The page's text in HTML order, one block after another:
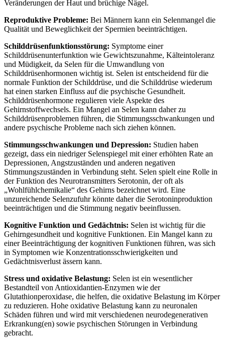
Veränderungen der Haut und brüchige Nägel.
Reproduktive Probleme: Bei Männern kann ein Selenmangel die
Qualität und Beweglichkeit der Spermien beeinträchtigen.
Schilddrüsenfunktionsstörung: Symptome einer
Schilddrüsenunterfunktion wie Gewichtszunahme, Kälteintoleranz
und Müdigkeit, da Selen für die Umwandlung von
Schilddrüsenhormonen wichtig ist. Selen ist entscheidend für die
normale Funktion der Schilddrüse, und die Schilddrüse wiederum
hat einen starken Einfluss auf die psychische Gesundheit.
Schilddrüsenhormone regulieren viele Aspekte des
Gehirnstoffwechsels. Ein Mangel an Selen kann daher zu
Schilddrüsenproblemen führen, die Stimmungsschwankungen und
andere psychische Probleme nach sich ziehen können.
Stimmungsschwankungen und Depression: Studien haben
gezeigt, dass ein niedriger Selenspiegel mit einer erhöhten Rate an
Depressionen, Angstzuständen und anderen negativen
Stimmungszuständen in Verbindung steht. Selen spielt eine Rolle in
der Funktion des Neurotransmitters Serotonin, der oft als
„Wohlfühlchemikalie“ des Gehirns bezeichnet wird. Eine
unzureichende Selenzufuhr könnte daher die Serotoninproduktion
beeinträchtigen und die Stimmung negativ beeinflussen.
Kognitive Funktion und Gedächtnis: Selen ist wichtig für die
Gehirngesundheit und kognitive Funktionen. Ein Mangel kann zu
einer Beeinträchtigung der kognitiven Funktionen führen, was sich
in Symptomen wie Konzentrationsschwierigkeiten und
Gedächtnisverlust ässern kann.
Stress und oxidative Belastung: Selen ist ein wesentlicher
Bestandteil von Antioxidantien-Enzymen wie der
Glutathionperoxidase, die helfen, die oxidative Belastung im Körper
zu reduzieren. Hohe oxidative Belastung kann zu neuronalen
Schäden führen und wird mit verschiedenen neurodegenerativen
Erkrankung(en) sowie psychischen Störungen in Verbindung
gebracht.